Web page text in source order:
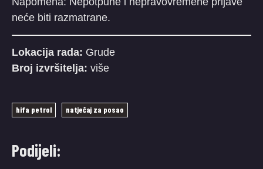
neće biti razmatrane.
Lokacija rada: Grude
Broj izvršitelja: više
hifa petrol natječaj za posao
Podijeli: